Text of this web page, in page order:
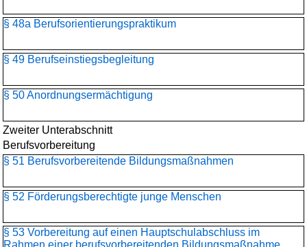
§ 48a Berufsorientierungspraktikum
§ 49 Berufseinstiegsbegleitung
§ 50 Anordnungsermächtigung
Zweiter Unterabschnitt
Berufsvorbereitung
§ 51 Berufsvorbereitende Bildungsmaßnahmen
§ 52 Förderungsberechtigte junge Menschen
§ 53 Vorbereitung auf einen Hauptschulabschluss im
Rahmen einer berufsvorbereitenden Bildungsmaßnahme